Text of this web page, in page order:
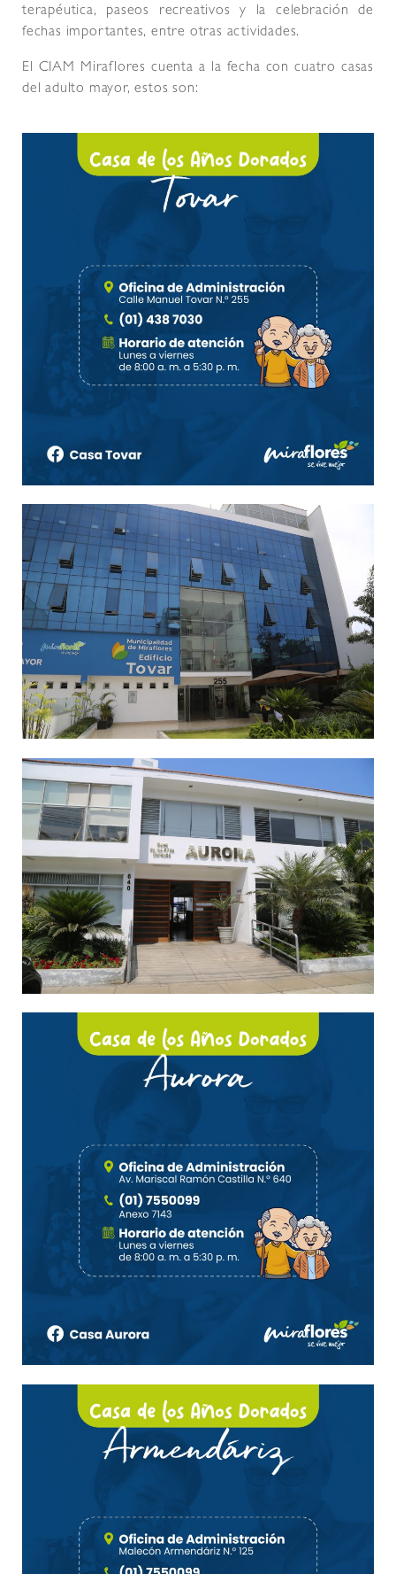
terapéutica, paseos recreativos y la celebración de
fechas importantes, entre otras actividades.
El CIAM Miraflores cuenta a la fecha con cuatro casas
del adulto mayor, estos son: